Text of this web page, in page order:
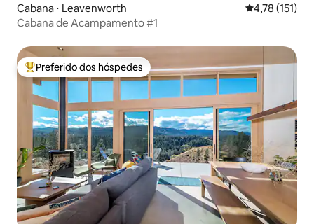
Cabana ⋅ Leavenworth 4,78 de uma
4,78 (151)
Cabana de Acampamento #1
Entre os melhores preferidos dos hóspedes
Preferido dos hóspedes